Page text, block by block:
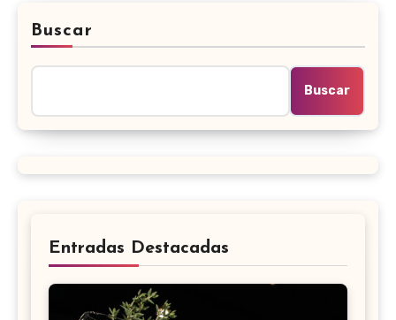
Buscar
Buscar
Entradas Destacadas